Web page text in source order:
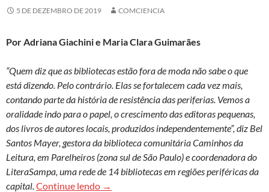
5 DE DEZEMBRO DE 2019 COMCIENCIA
Por Adriana Giachini e Maria Clara Guimarães
“Quem diz que as bibliotecas estão fora de moda não sabe o que
está dizendo. Pelo contrário. Elas se fortalecem cada vez mais,
contando parte da história de resistência das periferias. Vemos a
oralidade indo para o papel, o crescimento das editoras pequenas,
dos livros de autores locais, produzidos independentemente”, diz Bel
Santos Mayer, gestora da biblioteca comunitária Caminhos da
Leitura, em Parelheiros (zona sul de São Paulo) e coordenadora do
LiteraSampa, uma rede de 14 bibliotecas em regiões periféricas da
capital.Continue lendo Os verbos ‘ler e viajar’ conjugados
→